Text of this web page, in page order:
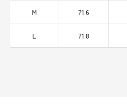
M 71.6
L 71.8